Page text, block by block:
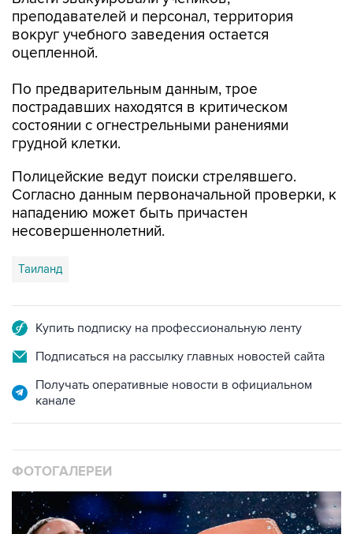
преподавателей и персонал, территория
вокруг учебного заведения остается
оцепленной.
По предварительным данным, трое
пострадавших находятся в критическом
состоянии с огнестрельными ранениями
грудной клетки.
Полицейские ведут поиски стрелявшего.
Согласно данным первоначальной проверки, к
нападению может быть причастен
несовершеннолетний.
Таиланд
Купить подписку на профессиональную ленту
Подписаться на рассылку главных новостей сайта
Получать оперативные новости в официальном
канале
ФОТОГАЛЕРЕИ